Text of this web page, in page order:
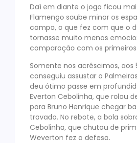
Daí em diante o jogo ficou
Flamengo soube minar os
campo, o que fez com que o
tornasse muito menos
comparação com os
Somente nos acréscimos, aos
conseguiu assustar o
deu ótimo passe em
Everton Cebolinha, que rolou
para Bruno Henrique chegar
travado. No rebote, a bola
Cebolinha, que chutou de
Weverton fez a defesa.